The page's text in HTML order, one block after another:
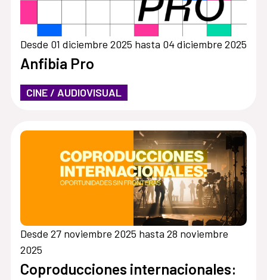
Desde 01 diciembre 2025 hasta 04 diciembre 2025
Anfibia Pro
CINE / AUDIOVISUAL
Desde 27 noviembre 2025 hasta 28 noviembre
2025
Coproducciones internacionales: